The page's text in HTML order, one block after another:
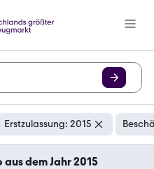
Erstzulassung: 2015
dem Jahr 2015